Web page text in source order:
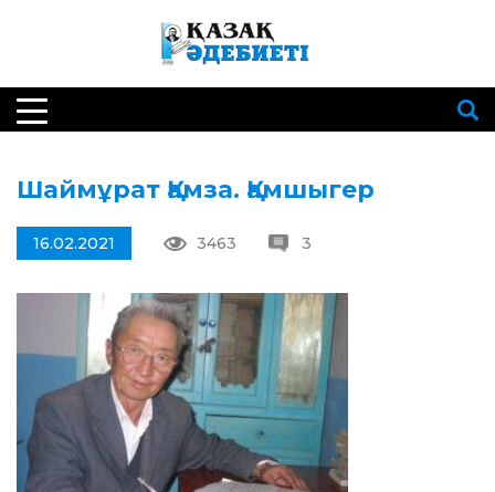
Шаймұрат Қамза. Қамшыгер
16.02.2021 3463 3